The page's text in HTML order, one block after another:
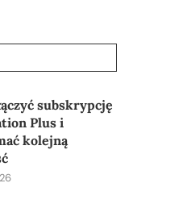
subskrypcję
Plus i
kolejną